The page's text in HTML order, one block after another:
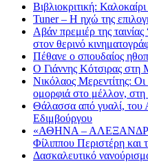
Βιβλιοκριτική:
Tuner – Η ηχώ της
Αβάν πρεμιέρ της
στον θερινό
Πέθανε ο σπουδαίος
Ο Γιάννης Κότσιρας
Νικόλαος Μερεντίτης:
ομορφιά στο μέλλον, στη
Θάλασσα από γυαλί, του
Εδιμβούργου
«ΑΘΗΝΑ –
Φίλιππου Περιστέρη
Δασκαλευτικό